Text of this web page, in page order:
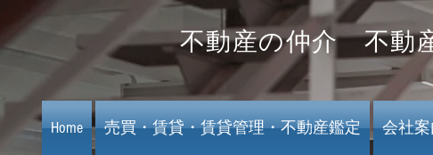
不動産の仲介 不
​
Home 売買・賃貸・賃貸管理・不動産鑑定 会社